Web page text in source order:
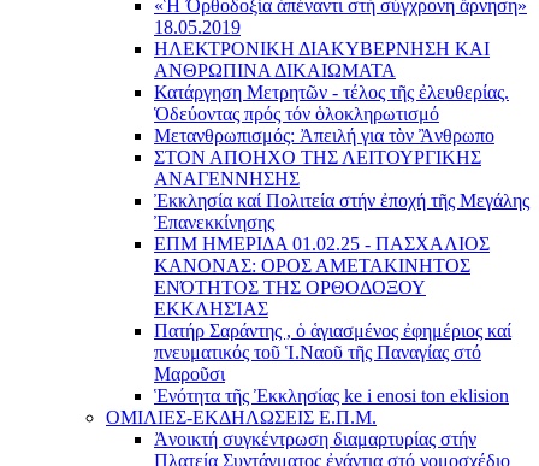
«Ἡ Ὀρθοδοξία ἀπέναντι στή σύγχρονη ἄρνηση»
18.05.2019
ΗΛΕΚΤΡΟΝΙΚΗ ΔΙΑΚΥΒΕΡΝΗΣΗ ΚΑΙ
ΑΝΘΡΩΠΙΝΑ ΔΙΚΑΙΩΜΑΤΑ
Κατάργηση Μετρητῶν - τέλος τῆς ἐλευθερίας.
Ὁδεύοντας πρός τόν ὁλοκληρωτισμό
Μετανθρωπισμός: Ἀπειλή για τὸν Ἂνθρωπο
ΣΤΟΝ ΑΠΟΗΧΟ ΤΗΣ ΛΕΙΤΟΥΡΓΙΚΗΣ
ΑΝΑΓΕΝΝΗΣΗΣ
Ἐκκλησία καί Πολιτεία στήν ἐποχή τῆς Μεγάλης
Ἐπανεκκίνησης
ΕΠΜ ΗΜΕΡΙΔΑ 01.02.25 - ΠΑΣΧΑΛΙΟΣ
ΚΑΝΟΝΑΣ: ΟΡΟΣ ΑΜΕΤΑΚΙΝΗΤΟΣ
ΕΝΌΤΗΤΟΣ ΤΗΣ ΟΡΘΟΔΟΞΟΥ
ΕΚΚΛΗΣΊΑΣ
Πατήρ Σαράντης , ὁ ἁγιασμένος ἐφημέριος καί
πνευματικός τοῦ Ἱ.Ναοῦ τῆς Παναγίας στό
Μαροῦσι
Ἑνότητα τῆς Ἐκκλησίας ke i enosi ton eklision
ΟΜΙΛΙΕΣ-ΕΚΔΗΛΩΣΕΙΣ Ε.Π.Μ.
Ἀνοικτή συγκέντρωση διαμαρτυρίας στήν
Πλατεία Συντάγματος ἐνάντια στό νομοσχέδιο